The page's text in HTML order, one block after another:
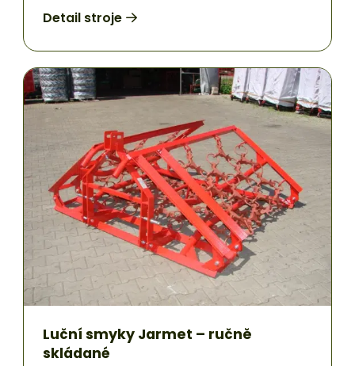
Detail stroje
Luční smyky Jarmet – ručně
skládané